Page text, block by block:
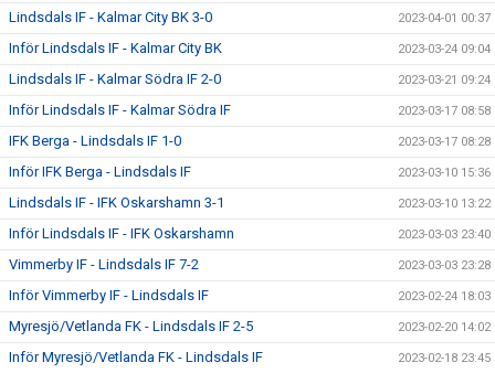
Lindsdals IF - Kalmar City BK 3-0 2023-04-01 00:37
Inför Lindsdals IF - Kalmar City BK 2023-03-24 09:04
Lindsdals IF - Kalmar Södra IF 2-0 2023-03-21 09:24
Inför Lindsdals IF - Kalmar Södra IF 2023-03-17 08:58
IFK Berga - Lindsdals IF 1-0 2023-03-17 08:28
Inför IFK Berga - Lindsdals IF 2023-03-10 15:36
Lindsdals IF - IFK Oskarshamn 3-1 2023-03-10 13:22
Inför Lindsdals IF - IFK Oskarshamn 2023-03-03 23:40
Vimmerby IF - Lindsdals IF 7-2 2023-03-03 23:28
Inför Vimmerby IF - Lindsdals IF 2023-02-24 18:03
Myresjö/Vetlanda FK - Lindsdals IF 2-5 2023-02-20 14:02
Inför Myresjö/Vetlanda FK - Lindsdals IF 2023-02-18 23:45